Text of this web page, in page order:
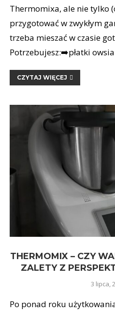
Thermomixa, ale nie tylko
przygotować w zwykłym
trzeba mieszać w czasie
Potrzebujesz:➡️płatki
CZYTAJ WIĘCEJ
THERMOMIX – CZY
ZALETY Z
3 lipca,
Po ponad roku